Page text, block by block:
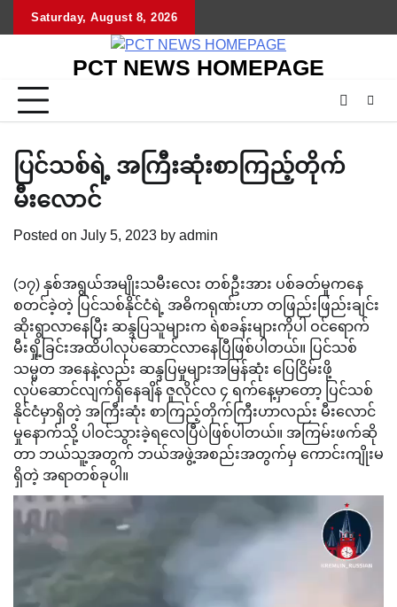
Saturday, August 8, 2026
PCT NEWS HOMEPAGE
ပြင်သစ်ရဲ့ အကြီးဆုံးစာကြည့်တိုက်
မီးလောင်
Posted on July 5, 2023 by admin
(၁၇) နှစ်အရွယ်အမျိုးသမီးလေး တစ်ဦးအား ပစ်ခတ်မှုကနေ
စတင်ခဲ့တဲ့ ပြင်သစ်နိုင်ငံရဲ့ အဓိကရုဏ်းဟာ တဖြည်းဖြည်းချင်း
ဆိုးရွာလာနေပြီး ဆန္ဒပြသူများက ရဲစခန်းများကိုပါ ဝင်ရောက်
မီးရှို့ခြင်းအထိပါလုပ်ဆောင်လာနေပြီဖြစ်ပါတယ်။ ပြင်သစ်
သမ္မတ အနေနဲ့လည်း ဆန္ဒပြမှုများအမြန်ဆုံး ပြေငြိမ်းဖို့
လုပ်ဆောင်လျက်ရှိနေချိန် ဇူလိုင်လ ၄ ရက်နေ့မှာတော့ ပြင်သစ်
နိုင်ငံမှာရှိတဲ့ အကြီးဆုံး စာကြည့်တိုက်ကြီးဟာလည်း မီးလောင်
မှုနောက်သို့ ပါဝင်သွားခဲ့ရလေပြီပဲဖြစ်ပါတယ်။ အကြမ်းဖက်ဆို
တာ ဘယ်သူ့အတွက် ဘယ်အဖွဲ့အစည်းအတွက်မှ ကောင်းကျိုးမ
ရှိတဲ့ အရာတစ်ခုပါ။